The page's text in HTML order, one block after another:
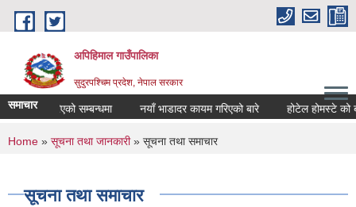
Skip to main content
अपिहिमाल गाउँपालिका
सुदुरपश्चिम प्रदेश, नेपाल सरकार
समाचारगरिएको सम्बन्धमा नयाँ भाडादर कायम गरिएको बारे होटेल होमस्टे को
You are here
Home » सूचना तथा जानकारी» सूचना तथा समाचार
सूचना तथा समाचार